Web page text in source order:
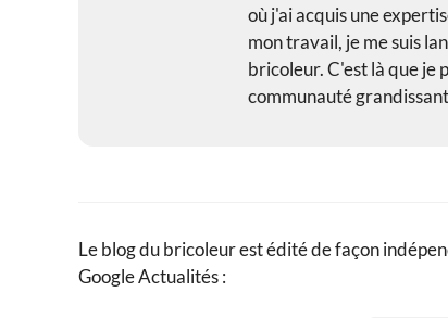
où j'ai acquis une
mon travail, je me suis
bricoleur. C'est là que je
communauté
Le blog du bricoleur est édité de façon
Google Actualités :